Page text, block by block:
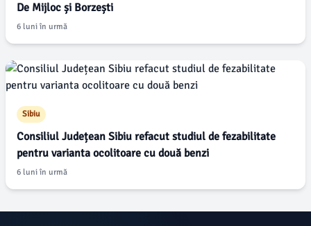
De Mijloc și Borzești
6 luni în urmă
Sibiu
Consiliul Județean Sibiu refacut studiul de fezabilitate
pentru varianta ocolitoare cu două benzi
6 luni în urmă